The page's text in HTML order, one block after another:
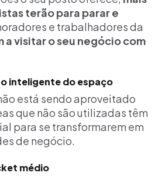
terão para parar e
e trabalhadores da
a visitar o seu negócio com
inteligente do espaço
está sendo aproveitado
que não são utilizadas têm
para se transformarem em
de negócio.
médio